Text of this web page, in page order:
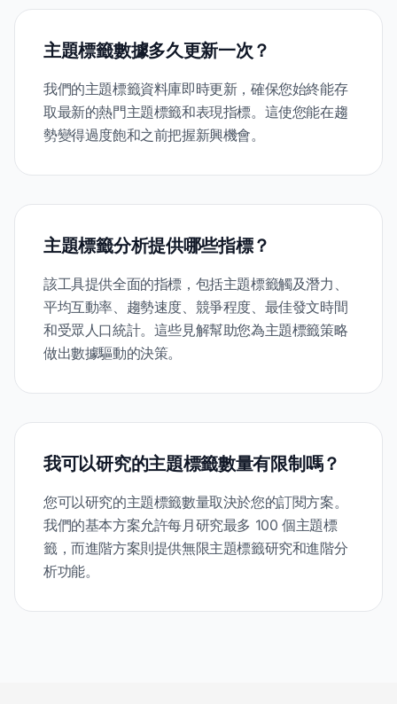
主題標籤數據多久更新一次？
我們的主題標籤資料庫即時更新，確保您始終能存
取最新的熱門主題標籤和表現指標。這使您能在趨
勢變得過度飽和之前把握新興機會。
主題標籤分析提供哪些指標？
該工具提供全面的指標，包括主題標籤觸及潛力、
平均互動率、趨勢速度、競爭程度、最佳發文時間
和受眾人口統計。這些見解幫助您為主題標籤策略
做出數據驅動的決策。
我可以研究的主題標籤數量有限制嗎？
您可以研究的主題標籤數量取決於您的訂閱方案。
我們的基本方案允許每月研究最多 100 個主題標
籤，而進階方案則提供無限主題標籤研究和進階分
析功能。